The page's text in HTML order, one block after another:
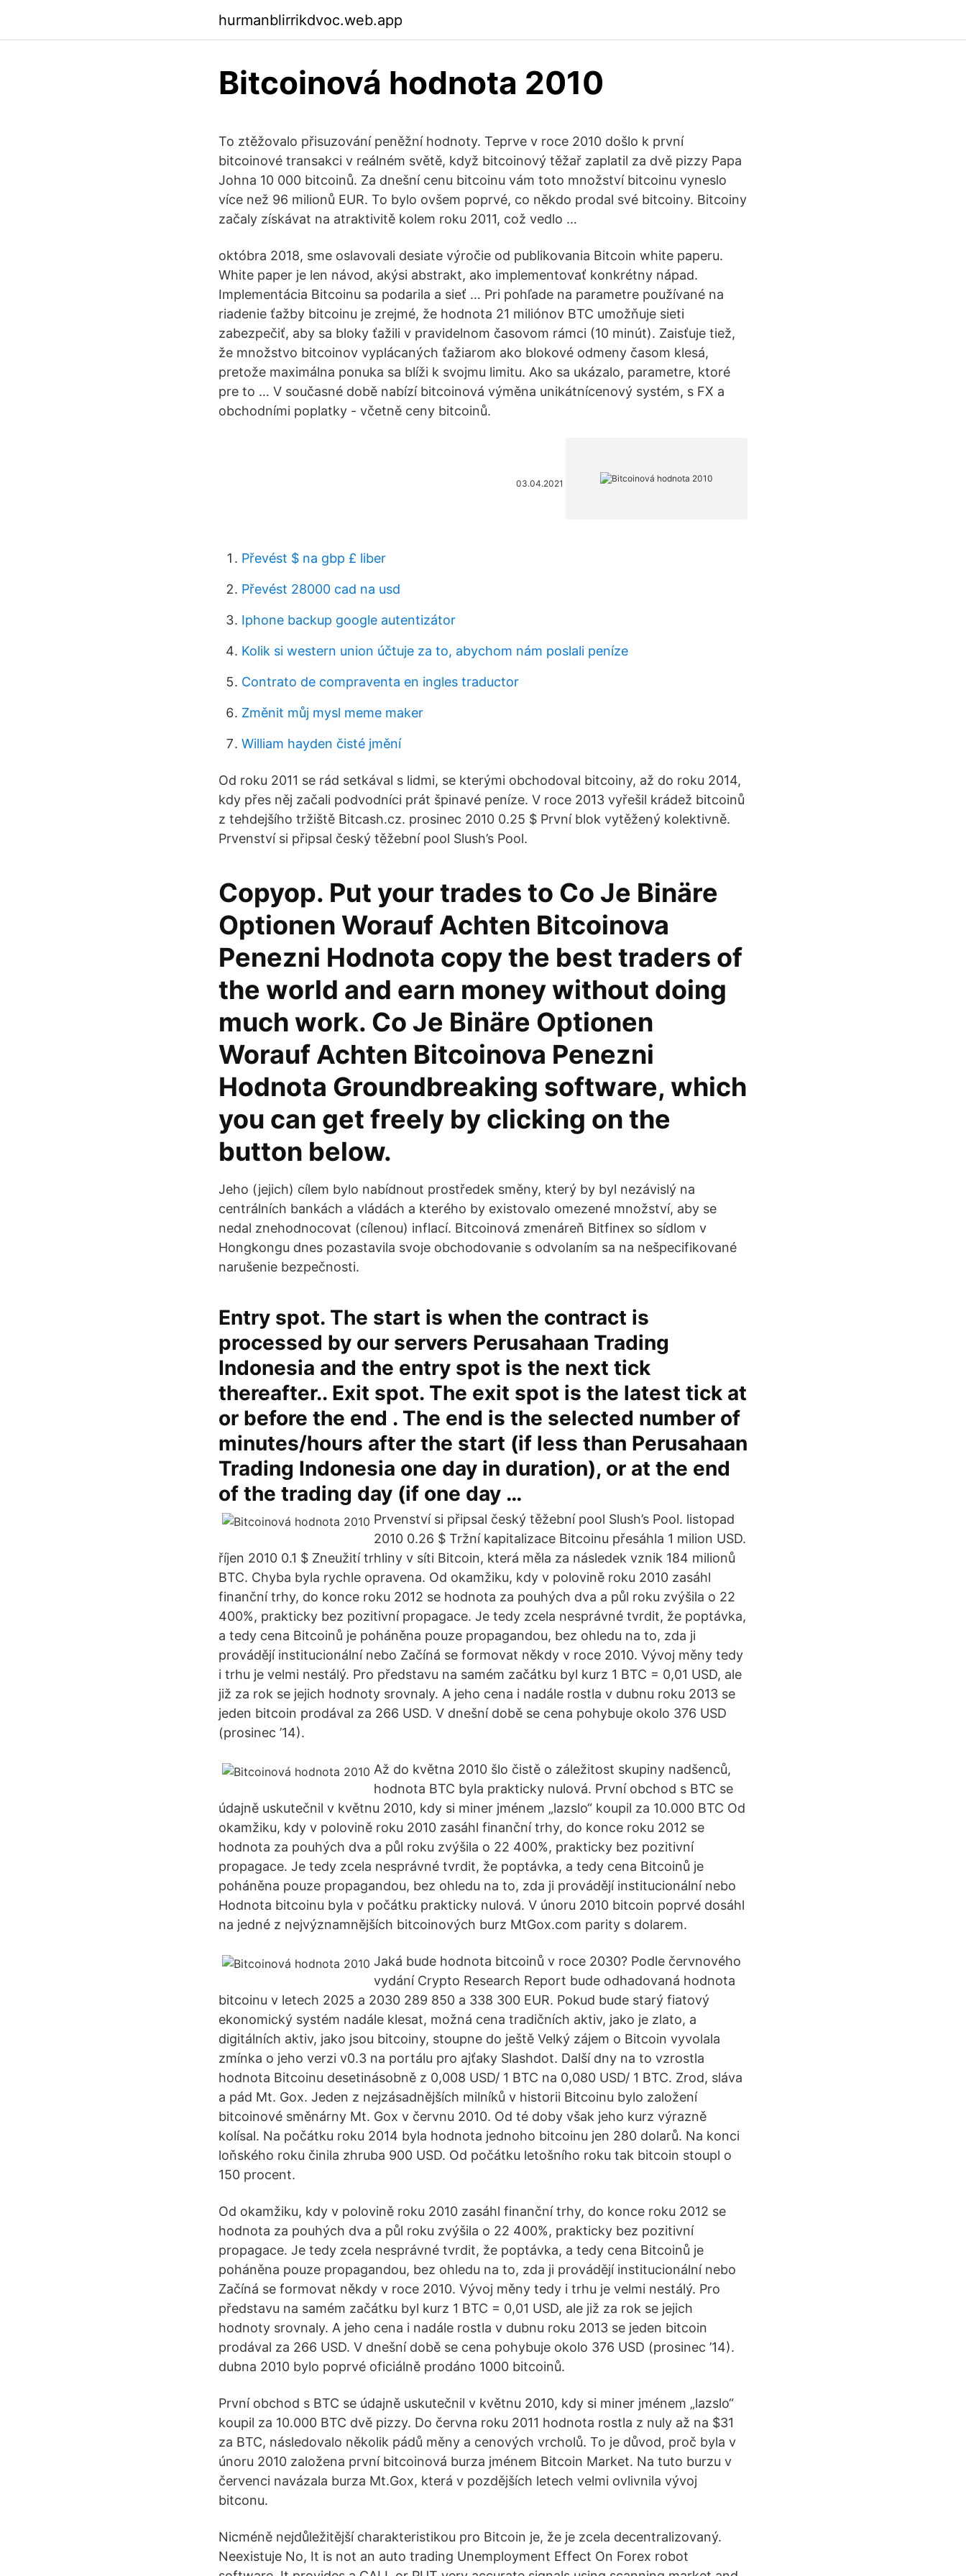
hurmanblirrikdvoc.web.app
Bitcoinová hodnota 2010
To ztěžovalo přisuzování peněžní hodnoty. Teprve v roce 2010 došlo k první
bitcoinové transakci v reálném světě, když bitcoinový těžař zaplatil za dvě pizzy Papa
Johna 10 000 bitcoinů. Za dnešní cenu bitcoinu vám toto množství bitcoinu vyneslo
více než 96 milionů EUR. To bylo ovšem poprvé, co někdo prodal své bitcoiny. Bitcoiny
začaly získávat na atraktivitě kolem roku 2011, což vedlo …
októbra 2018, sme oslavovali desiate výročie od publikovania Bitcoin white paperu.
White paper je len návod, akýsi abstrakt, ako implementovať konkrétny nápad.
Implementácia Bitcoinu sa podarila a sieť … Pri pohľade na parametre používané na
riadenie ťažby bitcoinu je zrejmé, že hodnota 21 miliónov BTC umožňuje sieti
zabezpečiť, aby sa bloky ťažili v pravidelnom časovom rámci (10 minút). Zaisťuje tiež,
že množstvo bitcoinov vyplácaných ťažiarom ako blokové odmeny časom klesá,
pretože maximálna ponuka sa blíži k svojmu limitu. Ako sa ukázalo, parametre, ktoré
pre to … V současné době nabízí bitcoinová výměna unikátnícenový systém, s FX a
obchodními poplatky - včetně ceny bitcoinů.
03.04.2021
Převést $ na gbp £ liber
Převést 28000 cad na usd
Iphone backup google autentizátor
Kolik si western union účtuje za to, abychom nám poslali peníze
Contrato de compraventa en ingles traductor
Změnit můj mysl meme maker
William hayden čisté jmění
Od roku 2011 se rád setkával s lidmi, se kterými obchodoval bitcoiny, až do roku 2014,
kdy přes něj začali podvodníci prát špinavé peníze. V roce 2013 vyřešil krádež bitcoinů
z tehdejšího tržiště Bitcash.cz. prosinec 2010 0.25 $ První blok vytěžený kolektivně.
Prvenství si připsal český těžební pool Slush’s Pool.
Copyop. Put your trades to Co Je Binäre
Optionen Worauf Achten Bitcoinova
Penezni Hodnota copy the best traders of
the world and earn money without doing
much work. Co Je Binäre Optionen
Worauf Achten Bitcoinova Penezni
Hodnota Groundbreaking software, which
you can get freely by clicking on the
button below.
Jeho (jejich) cílem bylo nabídnout prostředek směny, který by byl nezávislý na
centrálních bankách a vládách a kterého by existovalo omezené množství, aby se
nedal znehodnocovat (cílenou) inflací. Bitcoinová zmenáreň Bitfinex so sídlom v
Hongkongu dnes pozastavila svoje obchodovanie s odvolaním sa na nešpecifikované
narušenie bezpečnosti.
Entry spot. The start is when the contract is
processed by our servers Perusahaan Trading
Indonesia and the entry spot is the next tick
thereafter.. Exit spot. The exit spot is the latest tick at
or before the end . The end is the selected number of
minutes/hours after the start (if less than Perusahaan
Trading Indonesia one day in duration), or at the end
of the trading day (if one day …
Prvenství si připsal český těžební pool Slush’s Pool. listopad
2010 0.26 $ Tržní kapitalizace Bitcoinu přesáhla 1 milion USD.
říjen 2010 0.1 $ Zneužití trhliny v síti Bitcoin, která měla za následek vznik 184 milionů
BTC. Chyba byla rychle opravena. Od okamžiku, kdy v polovině roku 2010 zasáhl
finanční trhy, do konce roku 2012 se hodnota za pouhých dva a půl roku zvýšila o 22
400%, prakticky bez pozitivní propagace. Je tedy zcela nesprávné tvrdit, že poptávka,
a tedy cena Bitcoinů je poháněna pouze propagandou, bez ohledu na to, zda ji
provádějí institucionální nebo Začíná se formovat někdy v roce 2010. Vývoj měny tedy
i trhu je velmi nestálý. Pro představu na samém začátku byl kurz 1 BTC = 0,01 USD, ale
již za rok se jejich hodnoty srovnaly. A jeho cena i nadále rostla v dubnu roku 2013 se
jeden bitcoin prodával za 266 USD. V dnešní době se cena pohybuje okolo 376 USD
(prosinec ’14).
Až do května 2010 šlo čistě o záležitost skupiny nadšenců,
hodnota BTC byla prakticky nulová. První obchod s BTC se
údajně uskutečnil v květnu 2010, kdy si miner jménem „lazslo“ koupil za 10.000 BTC Od
okamžiku, kdy v polovině roku 2010 zasáhl finanční trhy, do konce roku 2012 se
hodnota za pouhých dva a půl roku zvýšila o 22 400%, prakticky bez pozitivní
propagace. Je tedy zcela nesprávné tvrdit, že poptávka, a tedy cena Bitcoinů je
poháněna pouze propagandou, bez ohledu na to, zda ji provádějí institucionální nebo
Hodnota bitcoinu byla v počátku prakticky nulová. V únoru 2010 bitcoin poprvé dosáhl
na jedné z nejvýznamnějších bitcoinových burz MtGox.com parity s dolarem.
Jaká bude hodnota bitcoinů v roce 2030? Podle červnového
vydání Crypto Research Report bude odhadovaná hodnota
bitcoinu v letech 2025 a 2030 289 850 a 338 300 EUR. Pokud bude starý fiatový
ekonomický systém nadále klesat, možná cena tradičních aktiv, jako je zlato, a
digitálních aktiv, jako jsou bitcoiny, stoupne do ještě Velký zájem o Bitcoin vyvolala
zmínka o jeho verzi v0.3 na portálu pro ajťaky Slashdot. Další dny na to vzrostla
hodnota Bitcoinu desetinásobně z 0,008 USD/ 1 BTC na 0,080 USD/ 1 BTC. Zrod, sláva
a pád Mt. Gox. Jeden z nejzásadnějších milníků v historii Bitcoinu bylo založení
bitcoinové směnárny Mt. Gox v červnu 2010. Od té doby však jeho kurz výrazně
kolísal. Na počátku roku 2014 byla hodnota jednoho bitcoinu jen 280 dolarů. Na konci
loňského roku činila zhruba 900 USD. Od počátku letošního roku tak bitcoin stoupl o
150 procent.
Od okamžiku, kdy v polovině roku 2010 zasáhl finanční trhy, do konce roku 2012 se
hodnota za pouhých dva a půl roku zvýšila o 22 400%, prakticky bez pozitivní
propagace. Je tedy zcela nesprávné tvrdit, že poptávka, a tedy cena Bitcoinů je
poháněna pouze propagandou, bez ohledu na to, zda ji provádějí institucionální nebo
Začíná se formovat někdy v roce 2010. Vývoj měny tedy i trhu je velmi nestálý. Pro
představu na samém začátku byl kurz 1 BTC = 0,01 USD, ale již za rok se jejich
hodnoty srovnaly. A jeho cena i nadále rostla v dubnu roku 2013 se jeden bitcoin
prodával za 266 USD. V dnešní době se cena pohybuje okolo 376 USD (prosinec ’14).
dubna 2010 bylo poprvé oficiálně prodáno 1000 bitcoinů.
První obchod s BTC se údajně uskutečnil v květnu 2010, kdy si miner jménem „lazslo“
koupil za 10.000 BTC dvě pizzy. Do června roku 2011 hodnota rostla z nuly až na $31
za BTC, následovalo několik pádů měny a cenových vrcholů. To je důvod, proč byla v
únoru 2010 založena první bitcoinová burza jménem Bitcoin Market. Na tuto burzu v
červenci navázala burza Mt.Gox, která v pozdějších letech velmi ovlivnila vývoj
bitconu.
Nicméně nejdůležitější charakteristikou pro Bitcoin je, že je zcela decentralizovaný.
Neexistuje No, It is not an auto trading Unemployment Effect On Forex robot